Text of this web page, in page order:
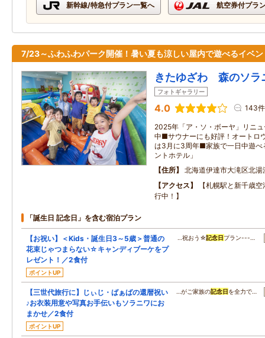
新幹線/特急付プラン一覧へ 航空券付プラ
7/23～ふわふわパーク開催！暑い夏も涼しい屋内で遊べるイベ
きたゆざわ 森のソラ
フォトギャラリー
4.0 143件
2025年「ア・ソ・ボーヤ」リニ
中■サウナーにも好評！オートロ
は3月に3周年■家族で一日中遊べ
ントホテル」
住所
北海道伊達市大滝区北
アクセス
【札幌駅と新千歳
行中！】
「誕生日 記念日」を含む宿泊プラン
【お祝い】＜Kids・誕生日3～5歳＞普通の
花束じゃつまらない☆キャンディブーケをプ
レゼント！／2食付
ポイントUP
…祝おう☆記念日 プラン---…
【三世代旅行に】じぃじ・ばぁばの還暦祝い
♪お衣装用意や写真お手伝いもソラニワにお
まかせ／2食付
ポイントUP
…がご家族の記念日 を全力で…